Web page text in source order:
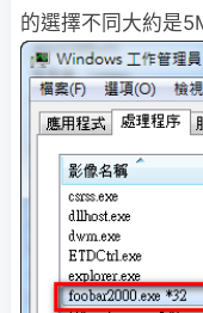
的選擇不同大約是